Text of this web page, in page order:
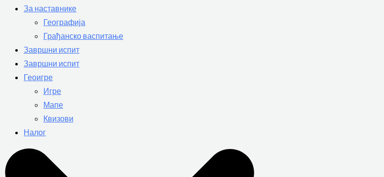
За наставнике
Географија
Грађанско васпитање
Завршни испит
Завршни испит
Геоигре
Игре
Мапе
Квизови
Налог